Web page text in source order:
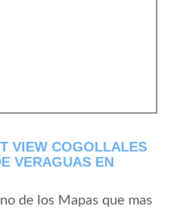
VIEW COGOLLALES
VERAGUAS EN
de los Mapas que mas